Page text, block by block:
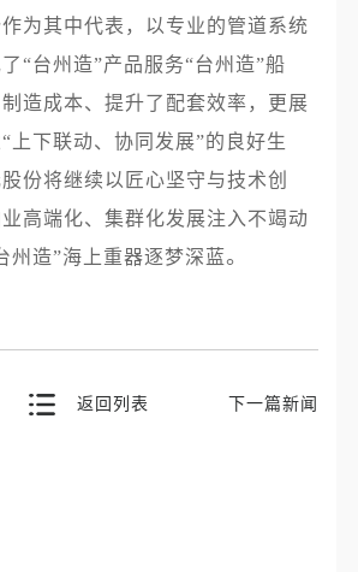
为其中代表，以专业的管道系统
“台州造”产品服务“台州造”船
造成本、提升了配套效率，更展
上下联动、协同发展”的良好生
份将继续以匠心坚守与技术创
高端化、集群化发展注入不竭动
州造”海上重器逐梦深蓝。
返回列表 下一篇新闻